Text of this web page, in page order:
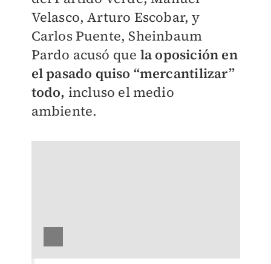
Velasco, Arturo Escobar, y
Carlos Puente, Sheinbaum
Pardo acusó que la oposición en
el pasado quiso “mercantilizar”
todo, incluso el medio
ambiente.